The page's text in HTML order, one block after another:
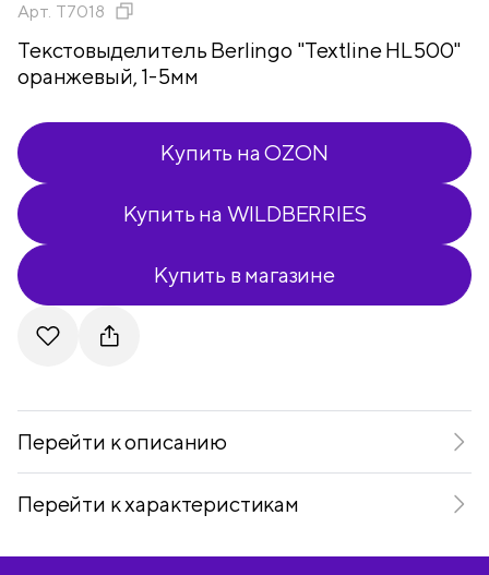
Арт. T7018
Текстовыделитель Berlingo "Textline HL500"
оранжевый, 1-5мм
Купить на OZON
Купить на WILDBERRIES
Купить в магазине
Перейти к описанию
Перейти к характеристикам